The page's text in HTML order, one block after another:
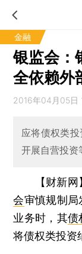
金融
银监会：
全依赖外
2016年04月05日
应将债权类
开展自营投资
【财新
会审慎规制
业务时，其债
将债权类投资